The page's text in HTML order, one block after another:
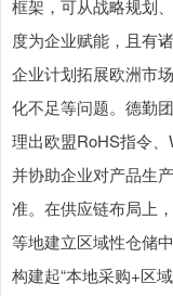
框架，可从战略规划
度为企业赋能，且有
企业计划拓展欧洲市
化不足等问题。德勤
理出欧盟RoHS指令
并协助企业对产品生
准。在供应链布局上
等地建立区域性仓储
构建起“本地采购+区